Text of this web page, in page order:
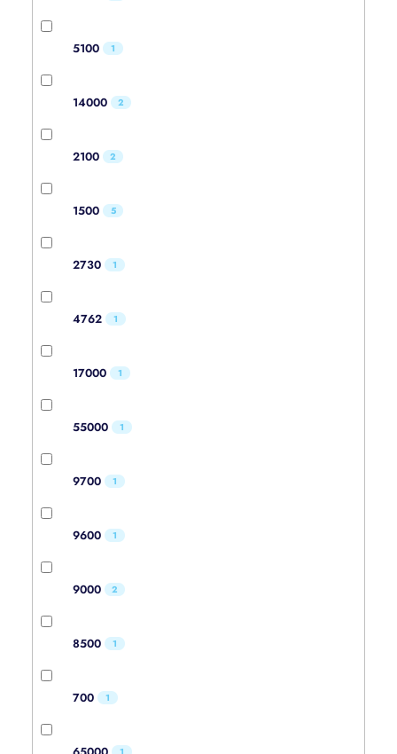
5100 1
14000 2
2100 2
1500 5
2730 1
4762 1
17000 1
55000 1
9700 1
9600 1
9000 2
8500 1
700 1